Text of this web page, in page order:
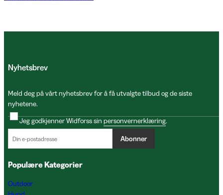
Nyhetsbrev
Meld deg på vårt nyhetsbrev for å få utvalgte tilbud og de siste
nyhetene.
Jeg godkjenner Widforss sin personvernerklæring.
Abonner
Populære Kategorier
Outdoor